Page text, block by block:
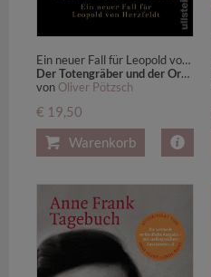
Ein neuer Fall für Leopold von Herzfeldt | Grabschändung und ein bestialischer Mord zwingen den Totengräber zu ermitteln
Der Totengräber und der Orden des Teufels
von Oliver Pötzsch
€ 19,50
Warenkorb